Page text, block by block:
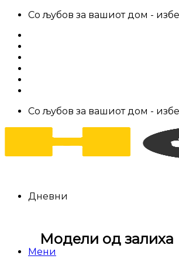
Skip
content
Со љубов за вашиот дом -
Со љубов за вашиот дом -
Мени
Дневни
Модели од залиха